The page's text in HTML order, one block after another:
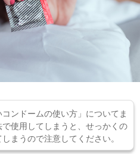
ンドームの使い方」についてま
使用してしまうと、せっかくの
まうので注意してください。